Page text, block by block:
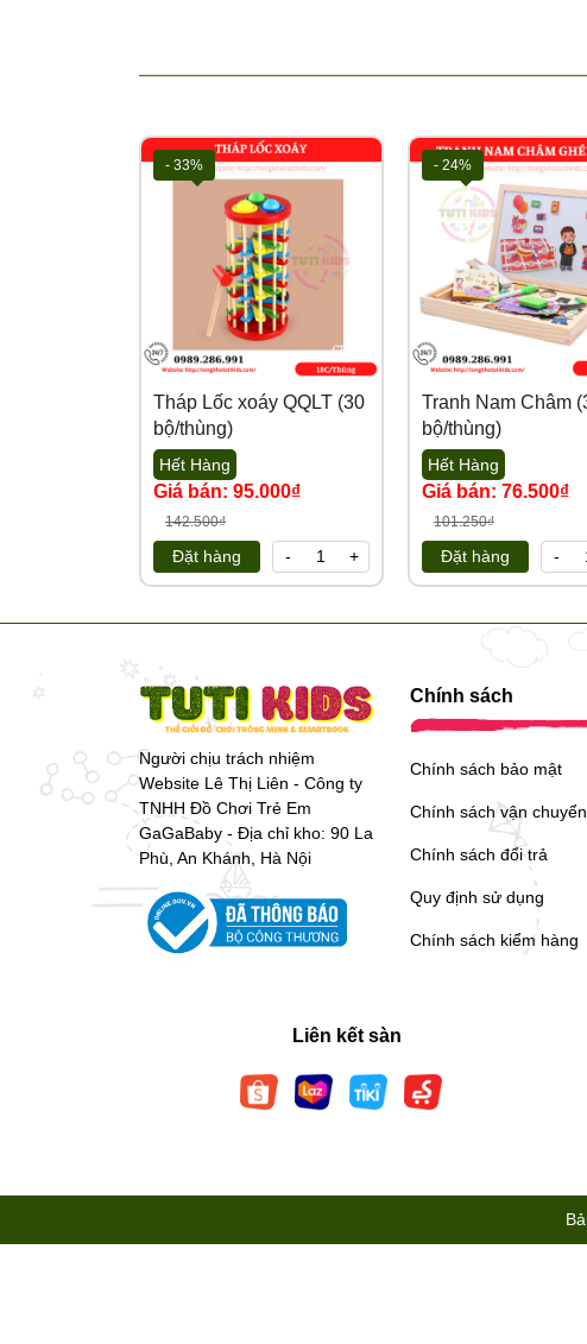
CAM KẾT CHẤT LƯỢNG sản phẩm & giá thành tốt
CAM KẾT BẢO HÀNH sản phẩm có lỗi do nhà sản
Liên hệ Hotline để giải đáp mọi thắc mắc về sản phẩm:
Cám ơn sự đồng hành của quý đại lý cùng Tổng kho
https://tongkhotutikids.com/
- 33%
Tháp Lốc xoáy QQLT (30
bộ/thùng)
Hết Hàng
Giá bán: 95.000₫
142.500₫
Đặt hàng - +
- 24%
Tranh Nam Châm
bộ/thùng)
Hết Hàng
Giá bán: 76.500₫
101.250₫
Đặt hàng -
Người chịu trách nhiệm
Website Lê Thị Liên - Công ty
TNHH Đồ Chơi Trẻ Em
GaGaBaby - Địa chỉ kho: 90 La
Phù, An Khánh, Hà Nội
Chính sách
Chính sách bảo mật
Chính sách vận chuyển
Chính sách đổi trả
Quy định sử dụng
Chính sách kiểm hàng
Liên kết sàn